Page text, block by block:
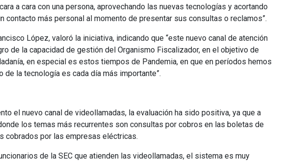
a cara con una persona, aprovechando las nuevas tecnologías y acortando
más personal al momento de presentar sus consultas o reclamos”.
López, valoró la iniciativa, indicando que “este nuevo canal de atención
de la capacidad de gestión del Organismo Fiscalizador, en el objetivo de
en especial es estos tiempos de Pandemia, en que en períodos hemos
la tecnología es cada día más importante”.
el nuevo canal de videollamadas, la evaluación ha sido positiva, ya que a
los temas más recurrentes son consultas por cobros en las boletas de
cobrados por las empresas eléctricas.
de la SEC que atienden las videollamadas, el sistema es muy